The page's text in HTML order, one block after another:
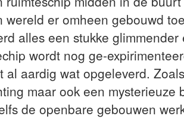
wereld er omheen gebouwd
alles een stukke
wordt nog ge-
al aardig wat opgeleverd.
maar ook een mysterieuze
de openbare gebouwen